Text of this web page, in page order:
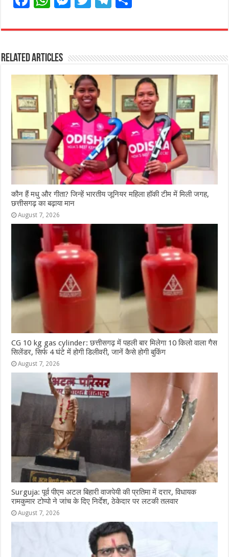
c
e
b
o
o
k
at
s
A
p
p
ss
n
g
e
r
itt
r
e
ra
m
ar
Related Articles
कौन हैं मधु और गीता? जिन्हें भारतीय जूनियर महिला हॉकी टीम में मिली जगह,
छत्तीसगढ़ का बढ़ाया मान
August 7, 2026
CG 10 kg gas cylinder: छत्तीसगढ़ में पहली बार मिलेगा 10 किलो वाला गैस
सिलेंडर, सिर्फ 4 घंटे में होगी डिलीवरी, जानें कैसे होगी बुकिंग
August 7, 2026
Surguja: पूर्व पीएम अटल बिहारी वाजपेयी की प्रतिमा में दरार, विधायक
रामकुमार टोप्पो ने जांच के दिए निर्देश, ठेकेदार पर लटकी तलवार
August 7, 2026